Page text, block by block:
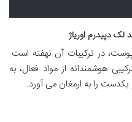
دپیدرم اوریاژ
در ترکیبات آن نهفته است.
هوشمندانه از مواد فعال، به
را به ارمغان می آورد.